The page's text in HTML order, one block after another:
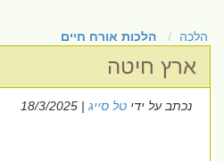
הלכה הלכות אורח חיים
ארץ חיטה
נכתב על ידיטל סייג| 18/3/2025